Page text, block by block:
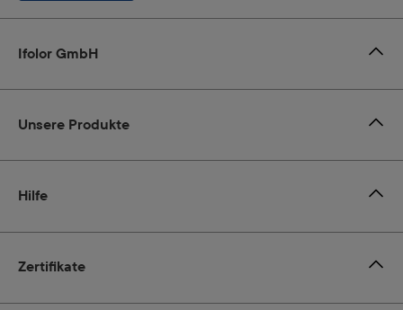
Zertifikate
Ifolor GmbH
Unsere Produkte
Hilfe